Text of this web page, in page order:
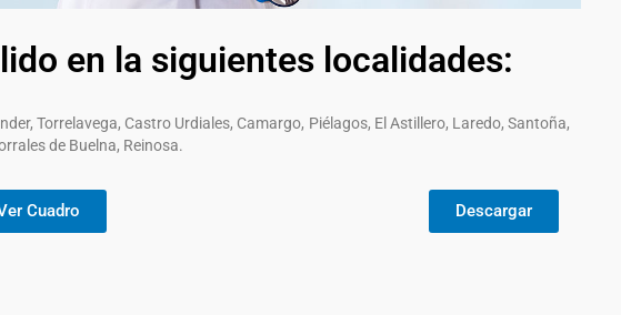
en la siguientes localidades:
Torrelavega, Castro Urdiales, Camargo, Piélagos, El Astillero, Laredo, Santoña,
de Buelna, Reinosa.
Cuadro Descargar